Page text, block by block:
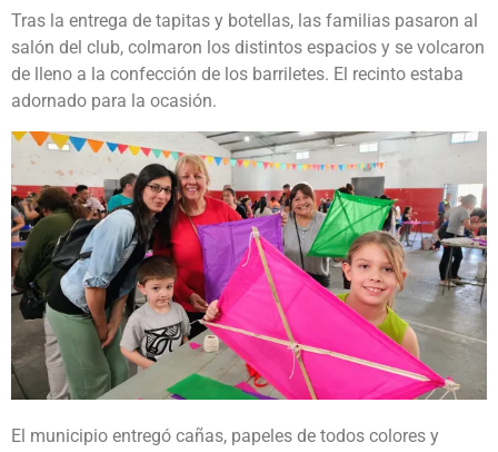
Tras la entrega de tapitas y botellas, las familias pasaron al
salón del club, colmaron los distintos espacios y se volcaron
de lleno a la confección de los barriletes. El recinto estaba
adornado para la ocasión.
El municipio entregó cañas, papeles de todos colores y